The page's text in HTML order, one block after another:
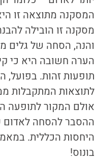
המסקנה מתוצאה זו
מסקנה זו הובילה
והנה, הסחה של גלים
הערה חשובה היא כי
תופעות זהות.
לתוצאות המתקבלות
אולם המקור לתופעה
ההסבר להסחה לאדום
היחסות הכללית.
בונוס!